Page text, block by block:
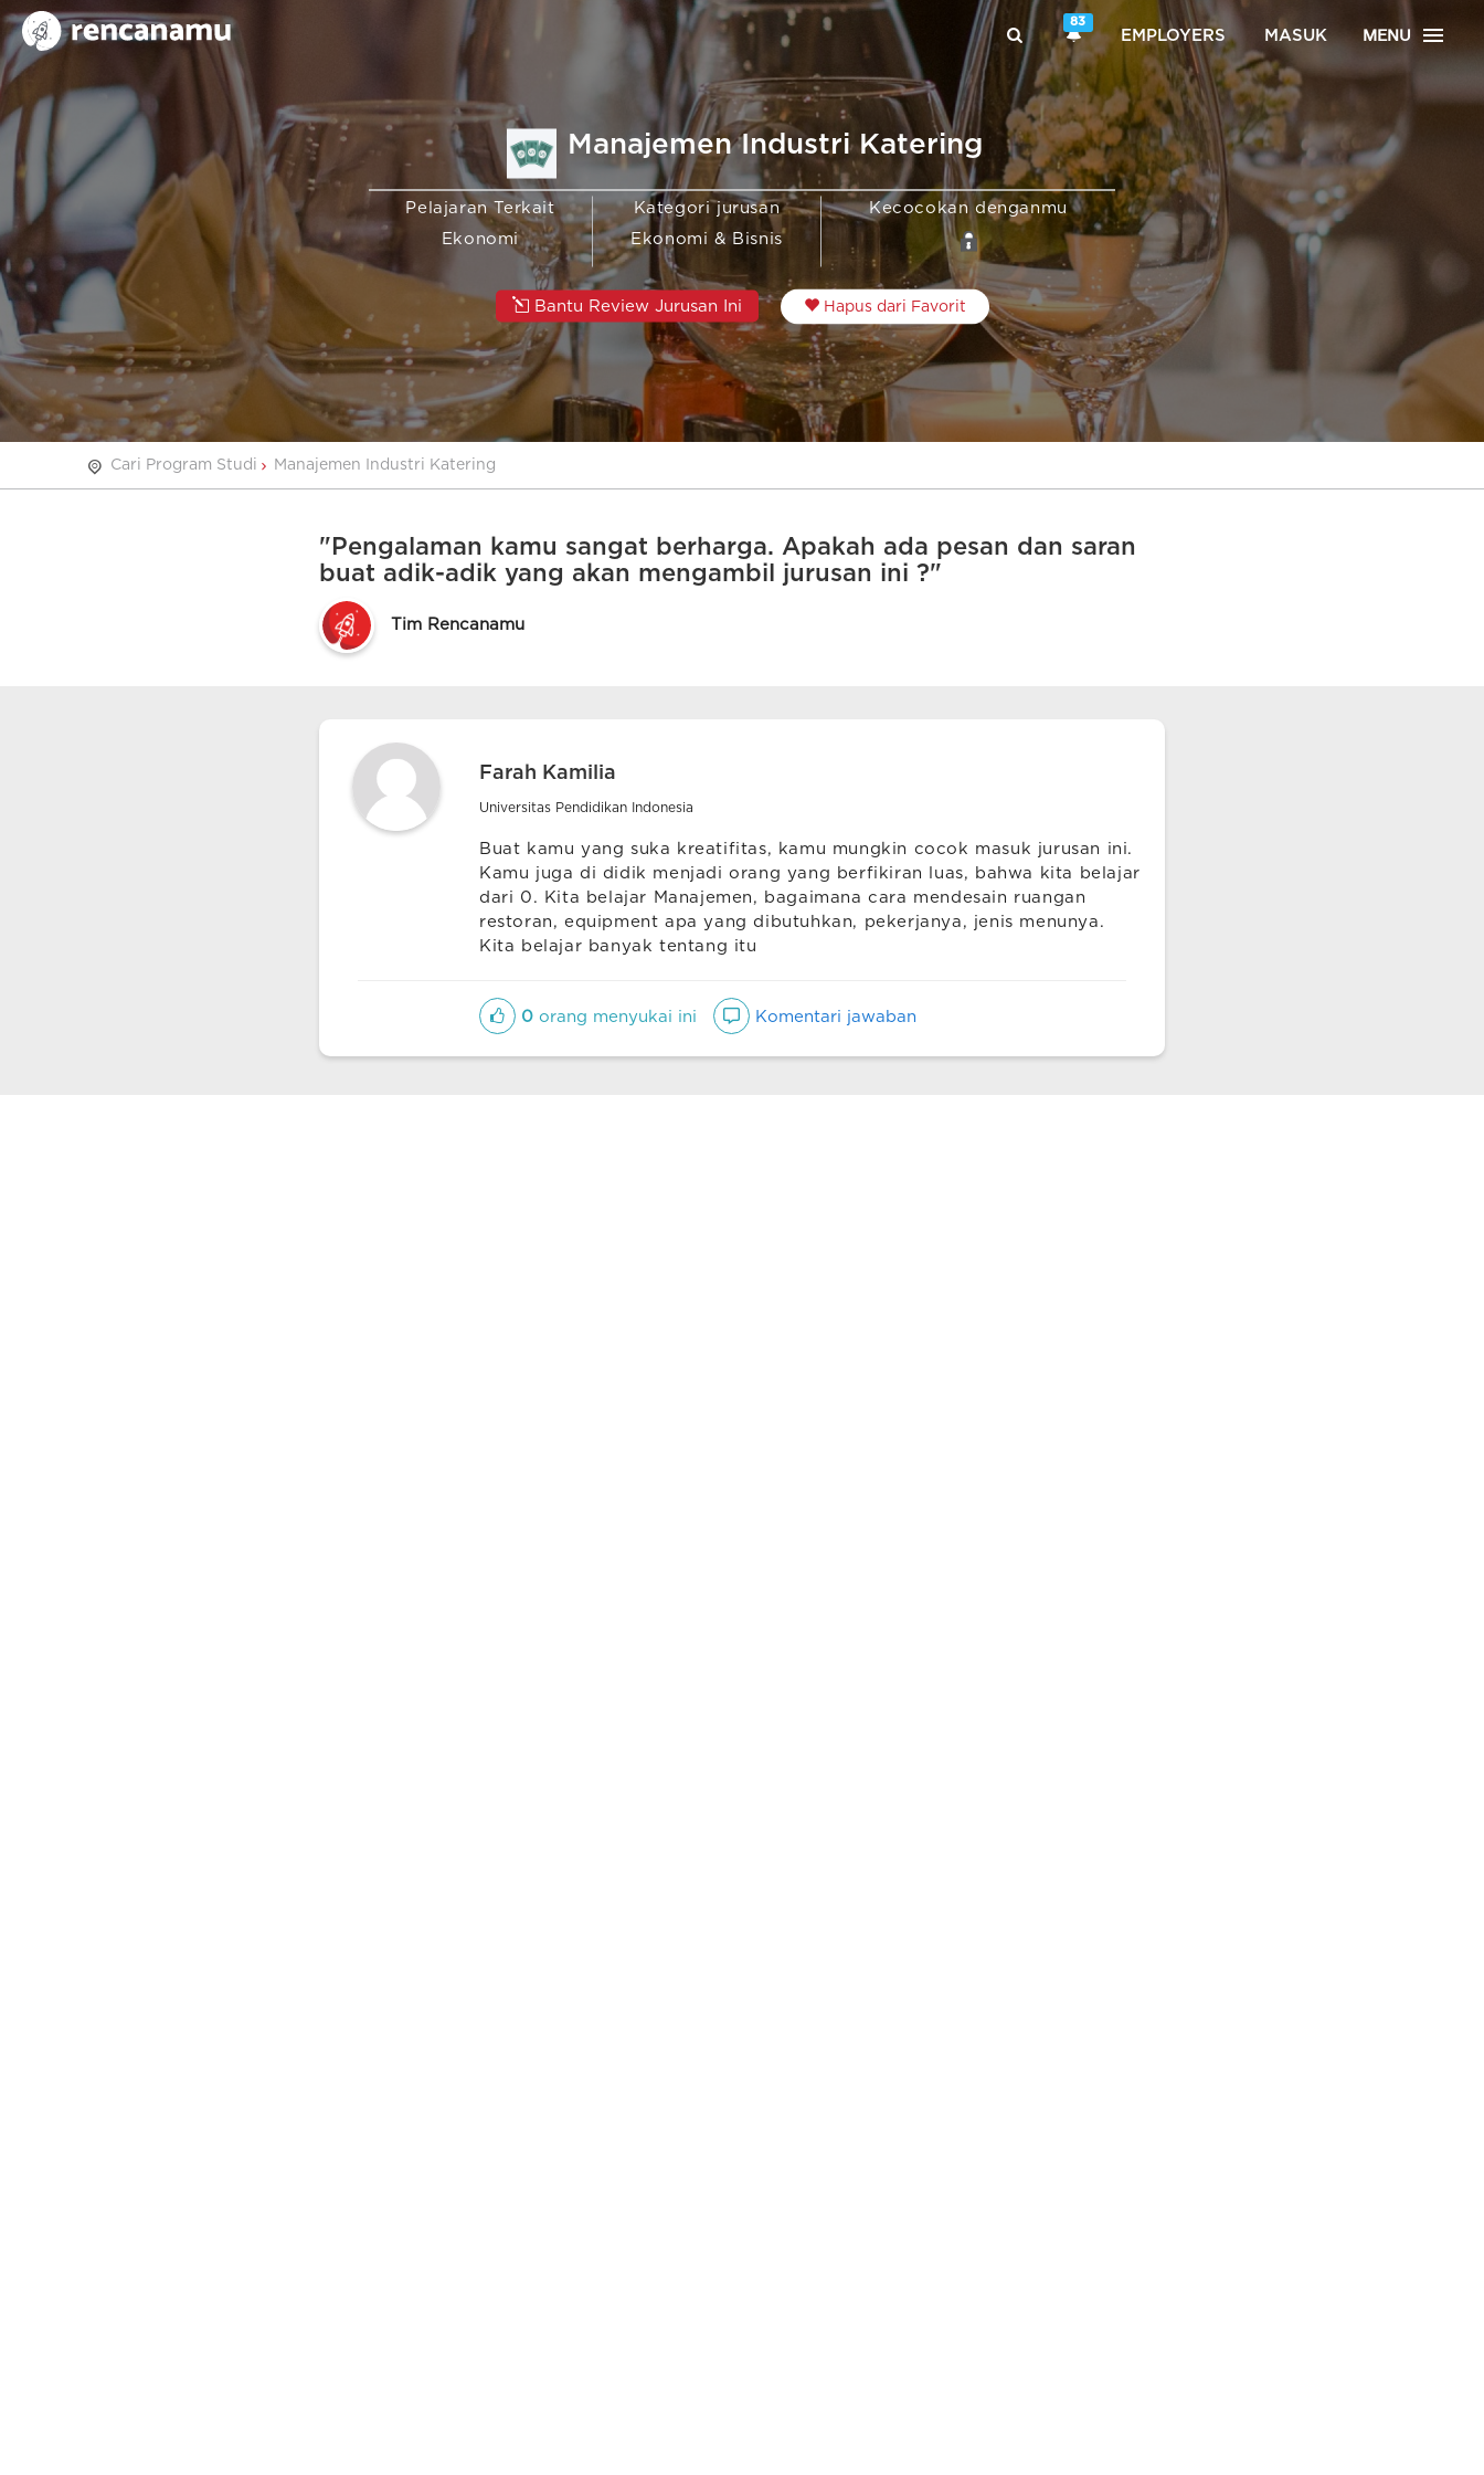
83
EMPLOYERS MASUK MENU
Manajemen Industri Katering
Pelajaran Terkait
Ekonomi
Kategori jurusan
Ekonomi & Bisnis
Kecocokan denganmu
Bantu Review Jurusan Ini Hapus dari Favorit
Cari Program Studi Manajemen Industri Katering
"Pengalaman kamu sangat berharga. Apakah ada pesan dan saran
buat adik-adik yang akan mengambil jurusan ini ?"
Tim Rencanamu
Farah Kamilia
Universitas Pendidikan Indonesia
Buat kamu yang suka kreatifitas, kamu mungkin cocok masuk jurusan ini.
Kamu juga di didik menjadi orang yang berfikiran luas, bahwa kita belajar
dari 0. Kita belajar Manajemen, bagaimana cara mendesain ruangan
restoran, equipment apa yang dibutuhkan, pekerjanya, jenis menunya.
Kita belajar banyak tentang itu
0 orang menyukai ini Komentari jawaban